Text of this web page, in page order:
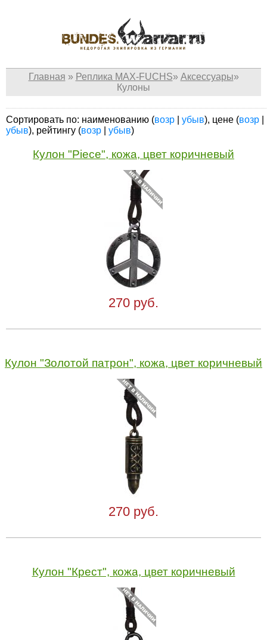
Главная » Реплика MAX-FUCHS» Аксессуары»
Кулоны
Сортировать по: наименованию (возр убыв), цене (возр
убыв), рейтингу (возр убыв)
Кулон "Piece", кожа, цвет коричневый
270 руб.
Кулон "Золотой патрон", кожа, цвет коричневый
270 руб.
Кулон "Крест", кожа, цвет коричневый